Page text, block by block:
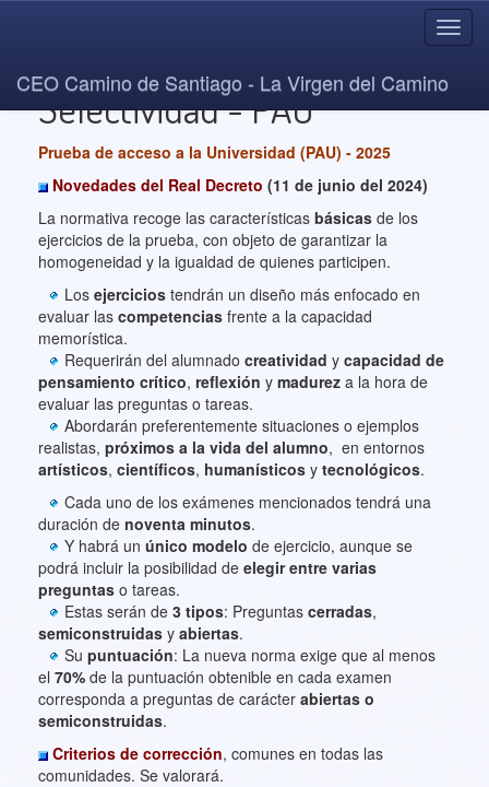
CEO Camino de Santiago - La Virgen del Camino
Selectividad - PAU
Prueba de acceso a la Universidad (PAU) - 2025
Novedades del Real Decreto (11 de junio del 2024)
La normativa recoge las características básicas de los
ejercicios de la prueba, con objeto de garantizar la
homogeneidad y la igualdad de quienes participen.
Los ejercicios tendrán un diseño más enfocado en
evaluar las competencias frente a la capacidad
memorística.
Requerirán del alumnado creatividad y capacidad de
pensamiento crítico, reflexión y madurez a la hora de
evaluar las preguntas o tareas.
Abordarán preferentemente situaciones o ejemplos
realistas, próximos a la vida del alumno, en entornos
artísticos, científicos, humanísticos y tecnológicos.
Cada uno de los exámenes mencionados tendrá una
duración de noventa minutos.
Y habrá un único modelo de ejercicio, aunque se
podrá incluir la posibilidad de elegir entre varias
preguntas o tareas.
Estas serán de 3 tipos: Preguntas cerradas,
semiconstruidas y abiertas.
Su puntuación: La nueva norma exige que al menos
el 70% de la puntuación obtenible en cada examen
corresponda a preguntas de carácter abiertas o
semiconstruidas.
Criterios de corrección, comunes en todas las
comunidades. Se valorará.